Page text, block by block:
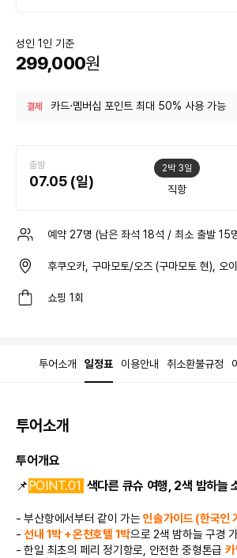
성인 1인 기준
299,000원
결제 카드·멤버십 포인트 최대 50% 사용 가능
출발
07.05 (일)
2박 3일
직항
예약 27명 (남은 좌석 18석 / 최소 출발 15
후쿠오카, 구마모토/오즈 (구마모토 현), 오
쇼핑 1회
투어소개 일정표 이용안내 취소환불규정
투어소개
투어개요
📌POINT.01 색다른 큐슈 여행, 2색 밤하늘
- 부산항에서부터 같이 가는인솔가이드 (한국인
- 선내 1박 + 온천호텔 1박으로 2색 밤하늘 구경
- 한일 최초의 페리 정기항로, 안전한 중형톤급